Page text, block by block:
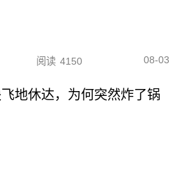
阅读 4150 08-03
地休达，为何突然炸了锅